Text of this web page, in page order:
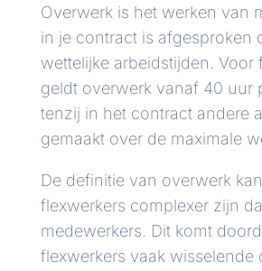
Overwerk is het werken van
in je contract is afgesproken
wettelijke arbeidstijden. Voor
geldt overwerk vanaf 40 uur
tenzij in het contract andere
gemaakt over de maximale
De definitie van overwerk
flexwerkers complexer zijn
medewerkers. Dit komt
flexwerkers vaak wisselende